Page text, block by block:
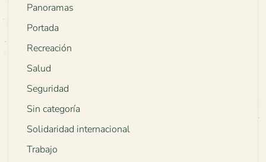
Panoramas
Portada
Recreación
Salud
Seguridad
Sin categoría
Solidaridad internacional
Trabajo